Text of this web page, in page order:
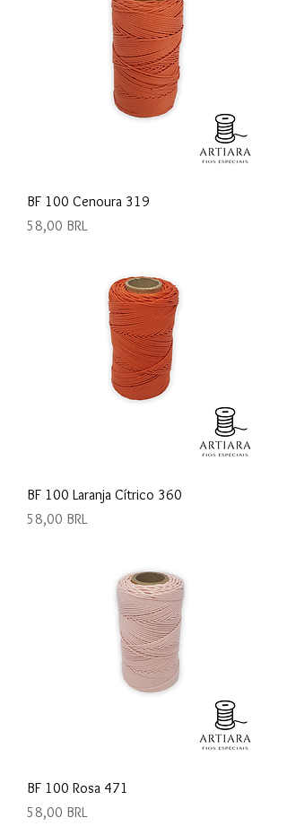
BF 100 Cenoura 319
Precio
58,00 BRL
BF 100 Laranja Cítrico 360
Precio
58,00 BRL
BF 100 Rosa 471
Precio
58,00 BRL